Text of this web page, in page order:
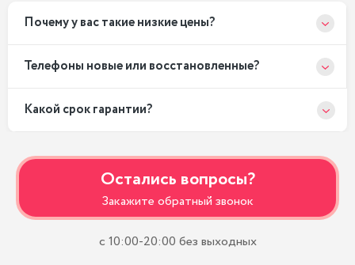
Почему у вас такие низкие цены?
Телефоны новые или восстановленные?
Какой срок гарантии?
Остались вопросы?
Закажите обратный звонок
с 10:00-20:00 без выходных